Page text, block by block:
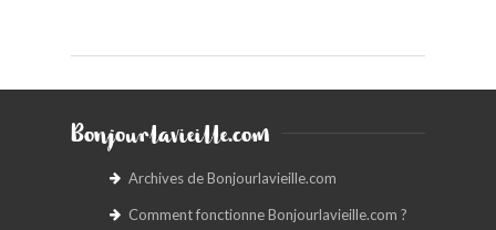
Bonjourlavieille.com
Archives de Bonjourlavieille.com
Comment fonctionne Bonjourlavieille.com ?